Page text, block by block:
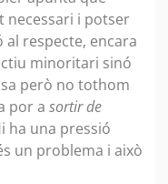
necessari i potser
respecte, encara
minoritari sinó
però no tothom
por a sortir de
ha una pressió
un problema i això